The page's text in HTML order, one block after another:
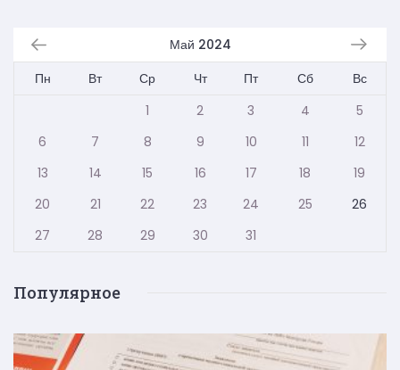
Май 2024
Пн
Вт Ср Чт Пт Сб
Вс
1
2 3 4
5
6
7 8 9 10 11
12
13
14 15 16 17 18
19
20
21 22 23 24 25
26
27
28 29 30 31
Популярное